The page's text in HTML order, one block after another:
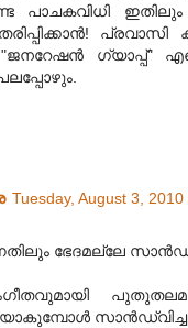
പാചകവിധി
പ്രവാസി
"ജനറേഷന്‍
Tuesday, August 3,
ഭേദമല്ലേ
പുതുതലമുറ
സാൻഡ്‌വിച്ചും